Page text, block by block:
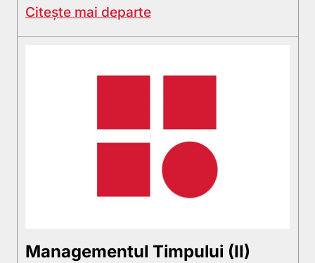
Citește mai departe
Managementul Timpului (II)